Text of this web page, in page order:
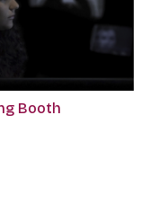
Booth